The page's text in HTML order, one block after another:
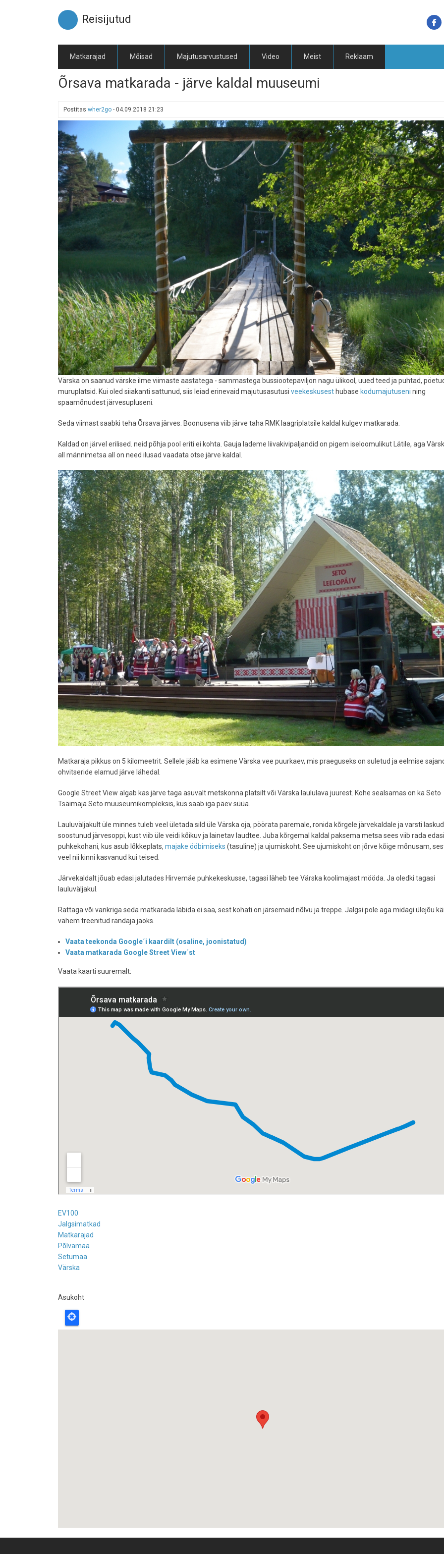
Reisijutud
Matkarajad Mõisad Majutusarvustused Video Meist Reklaam
Õrsava matkarada - järve kaldal muuseumi
Postitas wher2go - 04.09.2018 21:23
Värska on saanud värske ilme viimaste aastatega - sammastega bussiootepaviljon nagu ülikool, uued teed ja puhtad,
muruplatsid. Kui oled siiakanti sattunud, siis leiad erinevaid majutusasutusi veekeskusest hubase kodumajutuseni ning
spaamõnudest järvesupluseni.
Seda viimast saabki teha Õrsava järves. Boonusena viib järve taha RMK laagriplatsile kaldal kulgev matkarada.
Kaldad on järvel erilised. neid põhja pool eriti ei kohta. Gauja lademe liivakivipaljandid on pigem iseloomulikut Lätile, aga
all männimetsa all on need ilusad vaadata otse järve kaldal.
Matkaraja pikkus on 5 kilomeetrit. Sellele jääb ka esimene Värska vee puurkaev, mis praeguseks on suletud ja eelmise
ohvitseride elamud järve lähedal.
Google Street View algab kas järve taga asuvalt metskonna platsilt või Värska laululava juurest. Kohe sealsamas on ka Seto
Tsäimaja Seto muuseumikompleksis, kus saab iga päev süüa.
Lauluväljakult üle minnes tuleb veel ületada sild üle Värska oja, pöörata paremale, ronida kõrgele järvekaldale ja varsti
soostunud järvesoppi, kust viib üle veidi kõikuv ja lainetav laudtee. Juba kõrgemal kaldal paksema metsa sees viib rada
puhkekohani, kus asub lõkkeplats, majake ööbimiseks (tasuline) ja ujumiskoht. See ujumiskoht on jõrve kõige mõnusam,
veel nii kinni kasvanud kui teised.
Järvekaldalt jõuab edasi jalutades Hirvemäe puhkekeskusse, tagasi läheb tee Värska koolimajast mööda. Ja oledki tagasi
lauluväljakul.
Rattaga või vankriga seda matkarada läbida ei saa, sest kohati on järsemaid nõlvu ja treppe. Jalgsi pole aga midagi ülejõu
vähem treenitud rändaja jaoks.
Vaata teekonda Google´i kaardilt (osaline, joonistatud)
Vaata matkarada Google Street View´st
Vaata kaarti suuremalt:
EV100
Jalgsimatkad
Matkarajad
Põlvamaa
Setumaa
Värska
Asukoht